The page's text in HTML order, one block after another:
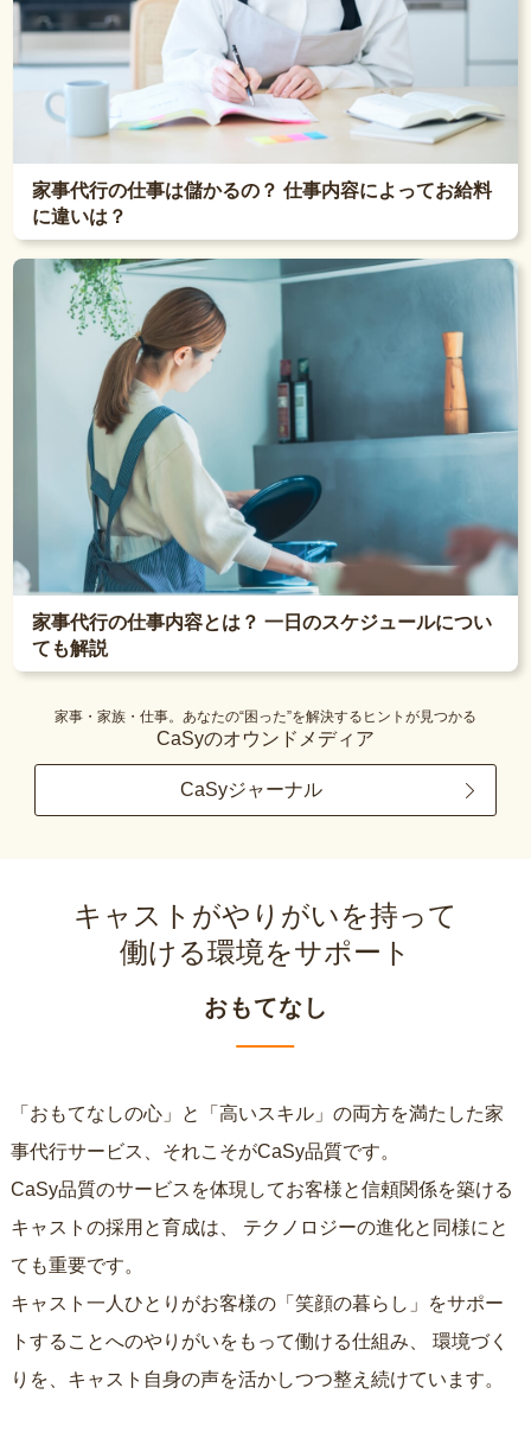
家事代行の仕事は儲かるの？ 仕事内容によってお給料
に違いは？
家事代行の仕事内容とは？ 一日のスケジュールについ
ても解説
家事・家族・仕事。あなたの“困った”を解決するヒントが見つかる
CaSyのオウンドメディア
CaSyジャーナル
キャストがやりがいを持って
働ける環境をサポート
おもてなし
「おもてなしの心」と「高いスキル」の両方を満たした家
事代行サービス、それこそがCaSy品質です。
CaSy品質のサービスを体現してお客様と信頼関係を築ける
キャストの採用と育成は、
ても重要です。
キャスト一人ひとりがお客様の「笑顔の暮らし」をサポー
トすることへのやりがいをもって働ける仕組み、
りを、キャスト自身の声を活かしつつ整え続けています。